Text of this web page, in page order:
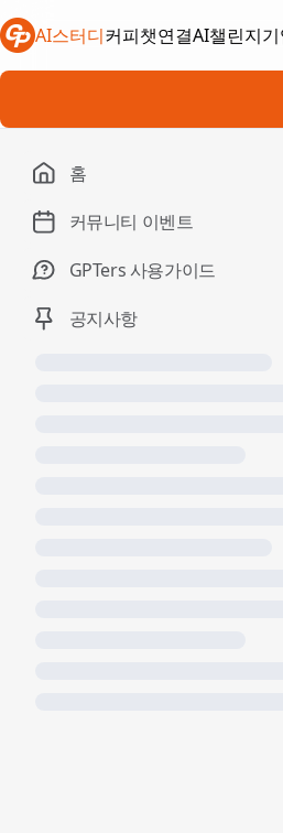
AI스터디커피챗연결
새 탭에서 열림AI챌린지
새 탭에서새
홈
커뮤니티 이벤트
GPTers 사용가이드
공지사항